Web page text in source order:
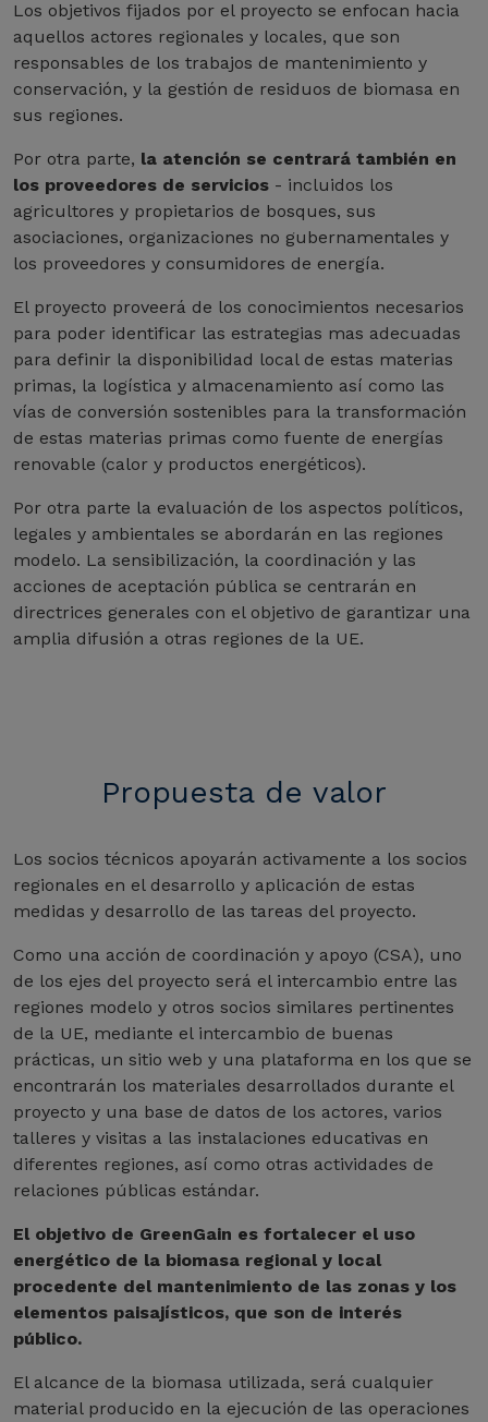
Los objetivos fijados por el proyecto se enfocan hacia
aquellos actores regionales y locales, que son
responsables de los trabajos de mantenimiento y
conservación, y la gestión de residuos de biomasa en
sus regiones.
Por otra parte, la atención se centrará también en
los proveedores de servicios - incluidos los
agricultores y propietarios de bosques, sus
asociaciones, organizaciones no gubernamentales y
los proveedores y consumidores de energía.
El proyecto proveerá de los conocimientos necesarios
para poder identificar las estrategias mas adecuadas
para definir la disponibilidad local de estas materias
primas, la logística y almacenamiento así como las
vías de conversión sostenibles para la transformación
de estas materias primas como fuente de energías
renovable (calor y productos energéticos).
Por otra parte la evaluación de los aspectos políticos,
legales y ambientales se abordarán en las regiones
modelo. La sensibilización, la coordinación y las
acciones de aceptación pública se centrarán en
directrices generales con el objetivo de garantizar una
amplia difusión a otras regiones de la UE.
Propuesta de valor
Los socios técnicos apoyarán activamente a los socios
regionales en el desarrollo y aplicación de estas
medidas y desarrollo de las tareas del proyecto.
Como una acción de coordinación y apoyo (CSA), uno
de los ejes del proyecto será el intercambio entre las
regiones modelo y otros socios similares pertinentes
de la UE, mediante el intercambio de buenas
prácticas, un sitio web y una plataforma en los que se
encontrarán los materiales desarrollados durante el
proyecto y una base de datos de los actores, varios
talleres y visitas a las instalaciones educativas en
diferentes regiones, así como otras actividades de
relaciones públicas estándar.
El objetivo de GreenGain es fortalecer el uso
energético de la biomasa regional y local
procedente del mantenimiento de las zonas y los
elementos paisajísticos, que son de interés
público.
El alcance de la biomasa utilizada, será cualquier
material producido en la ejecución de las operaciones